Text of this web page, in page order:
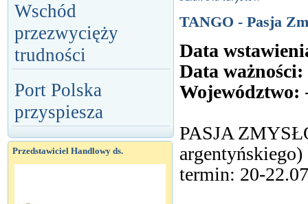
Wschód
przezwycięży
trudności
Port Polska
przyspiesza
Przedstawiciel Handlowy ds.
TANGO - Pasja
Data
Data ważności:
Województwo:
PASJA
argentyńskiego)
termin: 20-